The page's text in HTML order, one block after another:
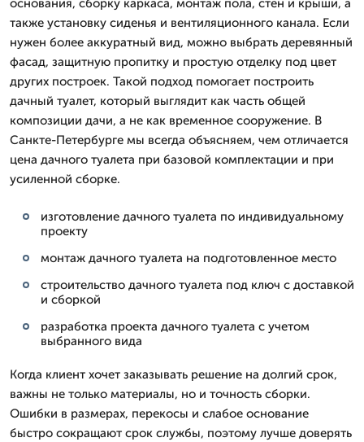
основания, сборку каркаса, монтаж пола, стен и крыши, а
также установку сиденья и вентиляционного канала. Если
нужен более аккуратный вид, можно выбрать деревянный
фасад, защитную пропитку и простую отделку под цвет
других построек. Такой подход помогает построить
дачный туалет, который выглядит как часть общей
композиции дачи, а не как временное сооружение. В
Санкте-Петербурге мы всегда объясняем, чем отличается
цена дачного туалета при базовой комплектации и при
усиленной сборке.
изготовление дачного туалета по индивидуальному
проекту
монтаж дачного туалета на подготовленное место
строительство дачного туалета под ключ с доставкой
и сборкой
разработка проекта дачного туалета с учетом
выбранного вида
Когда клиент хочет заказывать решение на долгий срок,
важны не только материалы, но и точность сборки.
Ошибки в размерах, перекосы и слабое основание
быстро сокращают срок службы, поэтому лучше доверять